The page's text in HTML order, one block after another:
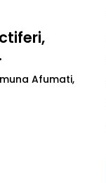
Afumati,